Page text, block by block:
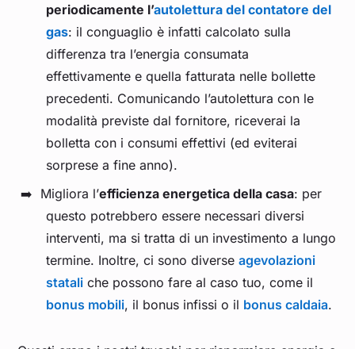
periodicamente l’autolettura del contatore del
gas: il conguaglio è infatti calcolato sulla
differenza tra l’energia consumata
effettivamente e quella fatturata nelle bollette
precedenti. Comunicando l’autolettura con le
modalità previste dal fornitore, riceverai la
bolletta con i consumi effettivi (ed eviterai
sorprese a fine anno).
Migliora l’efficienza energetica della casa: per
questo potrebbero essere necessari diversi
interventi, ma si tratta di un investimento a lungo
termine. Inoltre, ci sono diverseagevolazioni
statali che possono fare al caso tuo, come il
bonus mobili, il bonus infissi o il bonus caldaia.